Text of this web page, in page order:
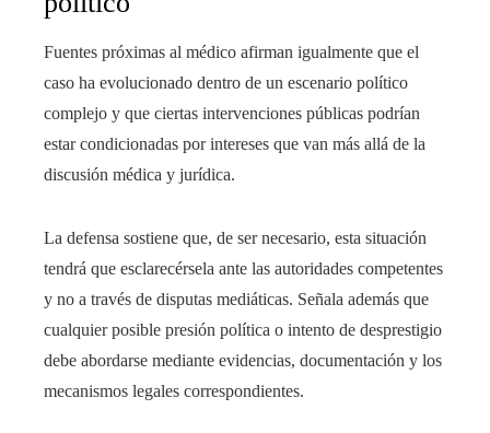
Fuentes próximas al médico afirman igualmente que el
caso ha evolucionado dentro de un escenario político
complejo y que ciertas intervenciones públicas podrían
estar condicionadas por intereses que van más allá de la
discusión médica y jurídica.
La defensa sostiene que, de ser necesario, esta situación
tendrá que esclarecérsela ante las autoridades competentes
y no a través de disputas mediáticas. Señala además que
cualquier posible presión política o intento de desprestigio
debe abordarse mediante evidencias, documentación y los
mecanismos legales correspondientes.